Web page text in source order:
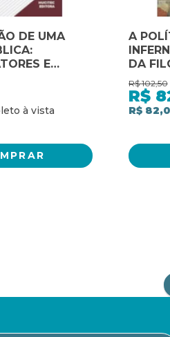
DE UMA
E
DA
DE
A
DA
R$ 102,50
R$
R$